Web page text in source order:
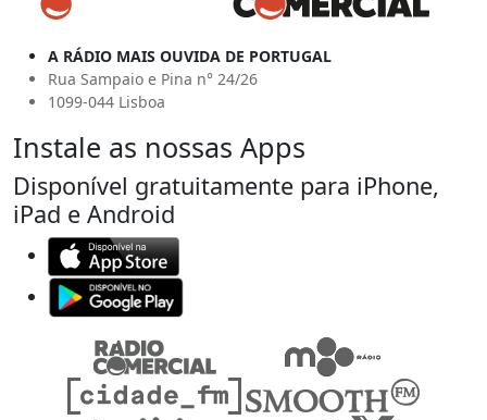
A RÁDIO MAIS OUVIDA DE PORTUGAL
Rua Sampaio e Pina n° 24/26
1099-044 Lisboa
Instale as nossas Apps
Disponível gratuitamente para iPhone,
iPad e Android